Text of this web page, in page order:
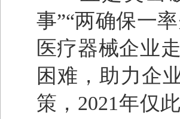
事”“两确保一
医疗器械企业
困难，助力企
策，2021年仅